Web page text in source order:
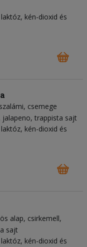
kén-dioxid és
szalámi csemege
jalapeno trappista sajt
kén-dioxid és
alap csirkemell
sajt
kén-dioxid és